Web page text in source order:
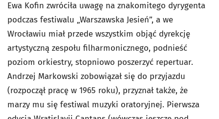
Ewa Kofin zwróciła uwagę na znakomitego dyrygenta
podczas festiwalu „Warszawska Jesień”, a we
Wrocławiu miał przede wszystkim objąć dyrekcję
artystyczną zespołu filharmonicznego, podnieść
poziom orkiestry, stopniowo poszerzyć repertuar.
Andrzej Markowski zobowiązał się do przyjazdu
(rozpoczął pracę w 1965 roku), przyznał także, że
marzy mu się festiwal muzyki oratoryjnej. Pierwsza